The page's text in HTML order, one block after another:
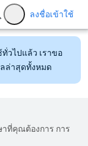
ลงชื่อเข้าใช้
วไปแล้ว เราขอ
ลล่าสุดทั้งหมด
าที่คุณต้องการ การ